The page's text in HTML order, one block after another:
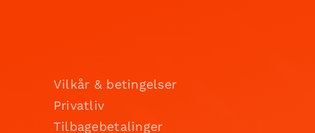
Vilkår & betingelser
Privatliv
Tilbagebetalinger